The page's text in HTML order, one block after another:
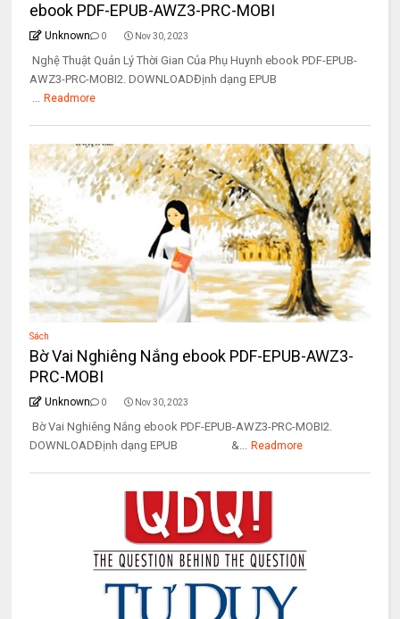
ebook PDF-EPUB-AWZ3-PRC-MOBI
Unknown 0 Nov 30, 2023
Nghệ Thuật Quản Lý Thời Gian Của Phụ Huynh ebook PDF-EPUB-
AWZ3-PRC-MOBI2. DOWNLOADĐịnh dạng EPUB
... Readmore
Sách
Bờ Vai Nghiêng Nắng ebook PDF-EPUB-AWZ3-
PRC-MOBI
Unknown 0 Nov 30, 2023
Bờ Vai Nghiêng Nắng ebook PDF-EPUB-AWZ3-PRC-MOBI2.
DOWNLOADĐịnh dạng EPUB &... Readmore